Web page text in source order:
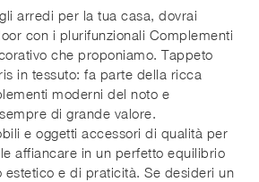
arredi per la tua casa, dovrai
con i plurifunzionali Complementi
che proponiamo. Tappeto
in tessuto: fa parte della ricca
moderni del noto e
di grande valore.
e oggetti accessori di qualità per
affiancare in un perfetto equilibrio
estetico e di praticità. Se desideri un